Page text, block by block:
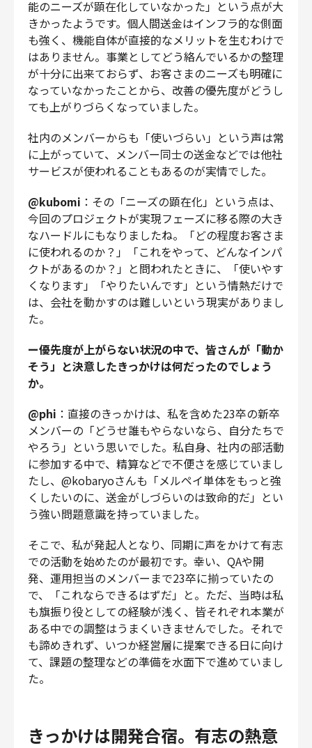
能のニーズが顕在化していなかった」という点が大
きかったようです。個人間送金はインフラ的な側面
も強く、機能自体が直接的なメリットを生むわけで
はありません。事業としてどう絡んでいるかの整理
が十分に出来ておらず、お客さまのニーズも明確に
なっていなかったことから、改善の優先度がどうし
ても上がりづらくなっていました。
社内のメンバーからも「使いづらい」という声は常
に上がっていて、メンバー同士の送金などでは他社
サービスが使われることもあるのが実情でした。
@kubomi ：その「ニーズの顕在化」という点は、
今回のプロジェクトが実現フェーズに移る際の大き
なハードルにもなりましたね。「どの程度お客さま
に使われるのか？」「これをやって、どんなインパ
クトがあるのか？」と問われたときに、「使いやす
くなります」「やりたいんです」という情熱だけで
は、会社を動かすのは難しいという現実がありまし
た。
ー優先度が上がらない状況の中で、皆さんが「動か
そう」と決意したきっかけは何だったのでしょう
か。
@phi ：直接のきっかけは、私を含めた23卒の新卒
メンバーの「どうせ誰もやらないなら、自分たちで
やろう」という思いでした。私自身、社内の部活動
に参加する中で、精算などで不便さを感じていまし
たし、@kobaryoさんも「メルペイ単体をもっと強
くしたいのに、送金がしづらいのは致命的だ」とい
う強い問題意識を持っていました。
そこで、私が発起人となり、同期に声をかけて有志
での活動を始めたのが最初です。幸い、QAや開
発、運用担当のメンバーまで23卒に揃っていたの
で、「これならできるはずだ」と。ただ、当時は私
も旗振り役としての経験が浅く、皆それぞれ本業が
ある中での調整はうまくいきませんでした。それで
も諦めきれず、いつか経営層に提案できる日に向け
て、課題の整理などの準備を水面下で進めていまし
た。
きっかけは開発合宿。有志の熱意